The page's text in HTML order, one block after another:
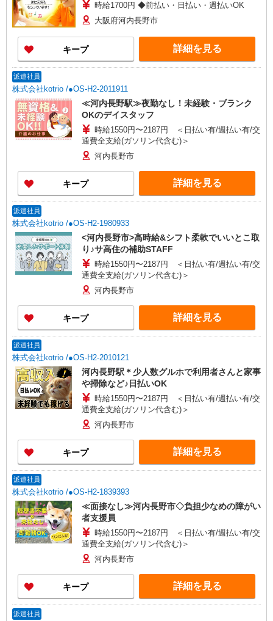
時給1700円 ◆前払い・日払い・週払いOK
大阪府河内長野市
キープ 詳細を見る
派遣社員
株式会社kotrio /●OS-H2-2011911
≪河内長野駅≫夜勤なし！未経験・ブランク
OKのデイスタッフ
時給1550円〜2187円 ＜日払い有/週払い有/交
通費全支給(ガソリン代含む)＞
河内長野市
キープ 詳細を見る
派遣社員
株式会社kotrio /●OS-H2-1980933
<河内長野市>高時給&シフト柔軟でいいとこ取
り♪サ高住の補助STAFF
時給1550円〜2187円 ＜日払い有/週払い有/交
通費全支給(ガソリン代含む)＞
河内長野市
キープ 詳細を見る
派遣社員
株式会社kotrio /●OS-H2-2010121
河内長野駅＊少人数グルホで利用者さんと家事
や掃除など♪日払いOK
時給1550円〜2187円 ＜日払い有/週払い有/交
通費全支給(ガソリン代含む)＞
河内長野市
キープ 詳細を見る
派遣社員
株式会社kotrio /●OS-H2-1839393
≪面接なし≫河内長野市◇負担少なめの障がい
者支援員
時給1550円〜2187円 ＜日払い有/週払い有/交
通費全支給(ガソリン代含む)＞
河内長野市
キープ 詳細を見る
派遣社員